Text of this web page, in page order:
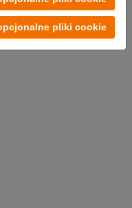
pliki cookie